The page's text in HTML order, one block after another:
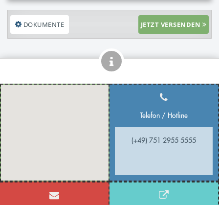
DOKUMENTE JETZT VERSENDEN
Telefon / Hotline
(+49) 751 2955 5555